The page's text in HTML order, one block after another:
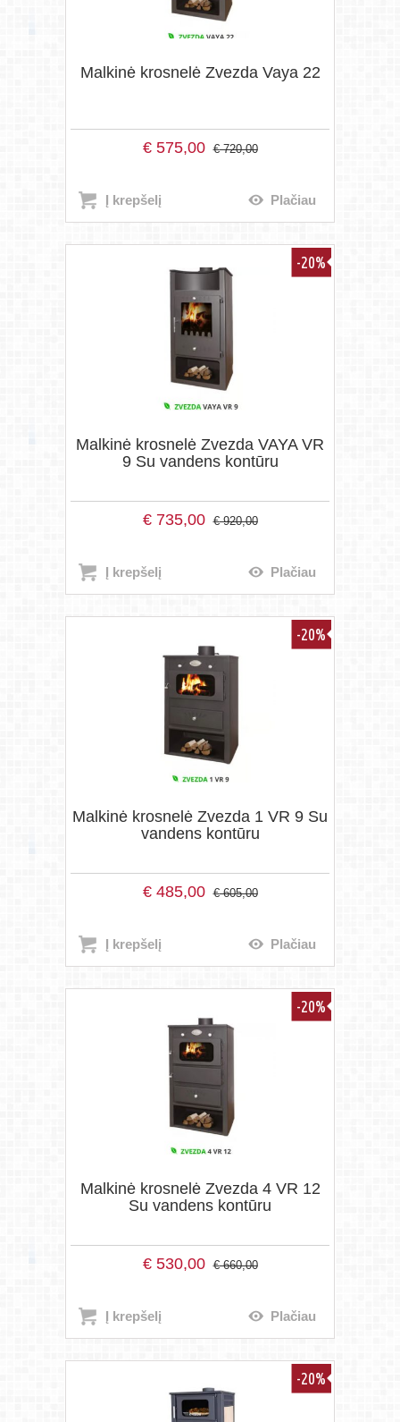
Malkinė krosnelė Zvezda Vaya 22
€575,00 €720,00
Į krepšelį Plačiau
-20%
Malkinė krosnelė Zvezda VAYA VR
9 Su vandens kontūru
€735,00 €920,00
Į krepšelį Plačiau
-20%
Malkinė krosnelė Zvezda 1 VR 9 Su
vandens kontūru
€485,00 €605,00
Į krepšelį Plačiau
-20%
Malkinė krosnelė Zvezda 4 VR 12
Su vandens kontūru
€530,00 €660,00
Į krepšelį Plačiau
-20%